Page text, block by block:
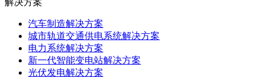
解决方案
汽车制造解决方案
城市轨道交通供电系统解决方案
电力系统解决方案
新一代智能变电站解决方案
光伏发电解决方案